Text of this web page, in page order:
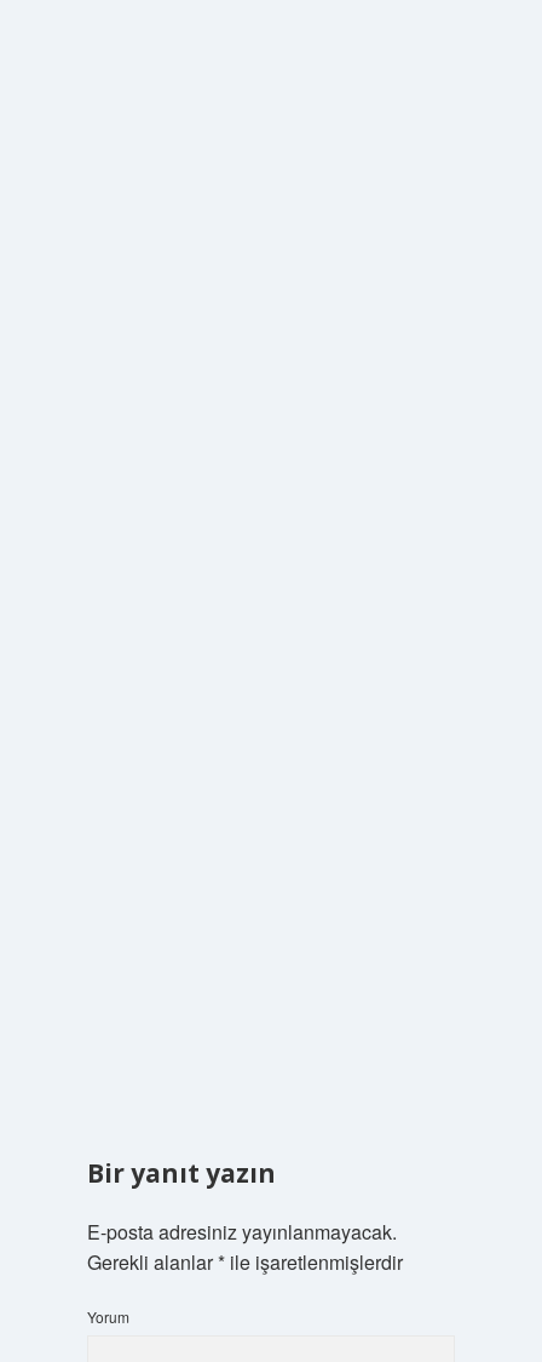
Bir yanıt yazın
E-posta adresiniz yayınlanmayacak.
Gerekli alanlar*ile işaretlenmişlerdir
Yorum